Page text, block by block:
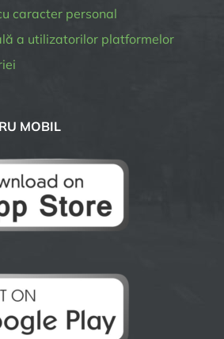
caracter personal
a utilizatorilor platformelor
MOBIL